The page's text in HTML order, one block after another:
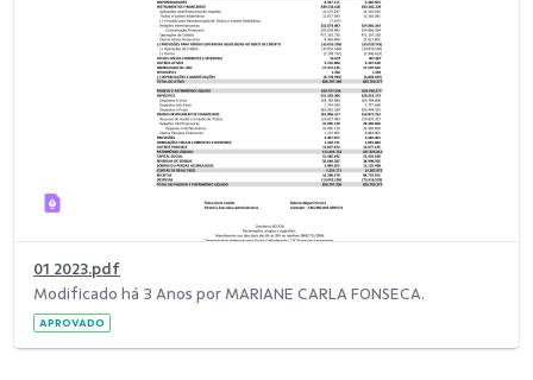
01 2023.pdf
Modificado há 3 Anos por MARIANE CARLA FONSECA.
APROVADO